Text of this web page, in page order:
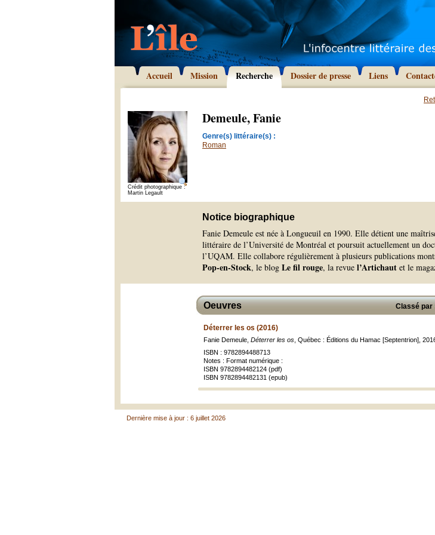
Accueil Mission Recherche Dossier de presse Liens
Crédit photographique :
Martin Legault
Demeule, Fanie
Genre(s) littéraire(s) :
Roman
Notice biographique
Fanie Demeule est née à Longueuil en 1990. Elle détient une
littéraire de l’Université de Montréal et poursuit actuellement un
l’UQAM. Elle collabore régulièrement à plusieurs publications
Pop-en-Stock, le blog Le fil rouge, la revue l’Artichaut et le
Classé par
Oeuvres
Déterrer les os (2016)
Fanie Demeule, Déterrer les os , Québec : Éditions du Hamac [Septentrion],
ISBN : 9782894488713
Notes : Format numérique :
ISBN 9782894482124 (pdf)
ISBN 9782894482131 (epub)
Dernière mise à jour : 6 juillet 2026